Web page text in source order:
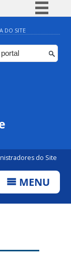
BR
DO SITE
do Site
MENU